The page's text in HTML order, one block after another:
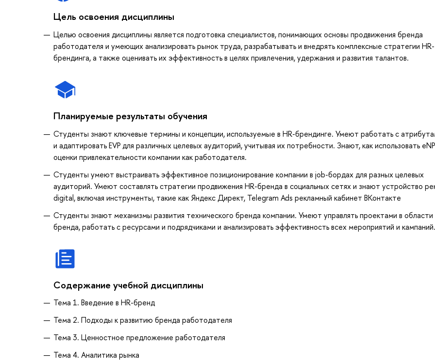
Цель освоения дисциплины
Целью освоения дисциплины является подготовка специалистов, понимающих основы продвижения бренда
работодателя и умеющих анализировать рынок труда, разрабатывать и внедрять комплексные стратегии HR-
брендинга, а также оценивать их эффективность в целях привлечения, удержания и развития талантов.
Планируемые результаты обучения
Студенты знают ключевые термины и концепции, используемые в HR-брендинге. Умеют работать с
и адаптировать EVP для различных целевых аудиторий, учитывая их потребности. Знают, как использовать
оценки привлекательности компании как работодателя.
Студенты умеют выстраивать эффективное позиционирование компании в job-бордах для разных целевых
аудиторий. Умеют составлять стратегии продвижения HR-бренда в социальных сетях и знают устройство
digital, включая инструменты, такие как Яндекс Директ, Telegram Ads рекламный кабинет ВКонтакте
Студенты знают механизмы развития технического бренда компании. Умеют управлять проектами в области
бренда, работать с ресурсами и подрядчиками и анализировать эффективность всех мероприятий и кампаний.
Содержание учебной дисциплины
Тема 1. Введение в HR-бренд
Тема 2. Подходы к развитию бренда работодателя
Тема 3. Ценностное предложение работодателя
Тема 4. Аналитика рынка